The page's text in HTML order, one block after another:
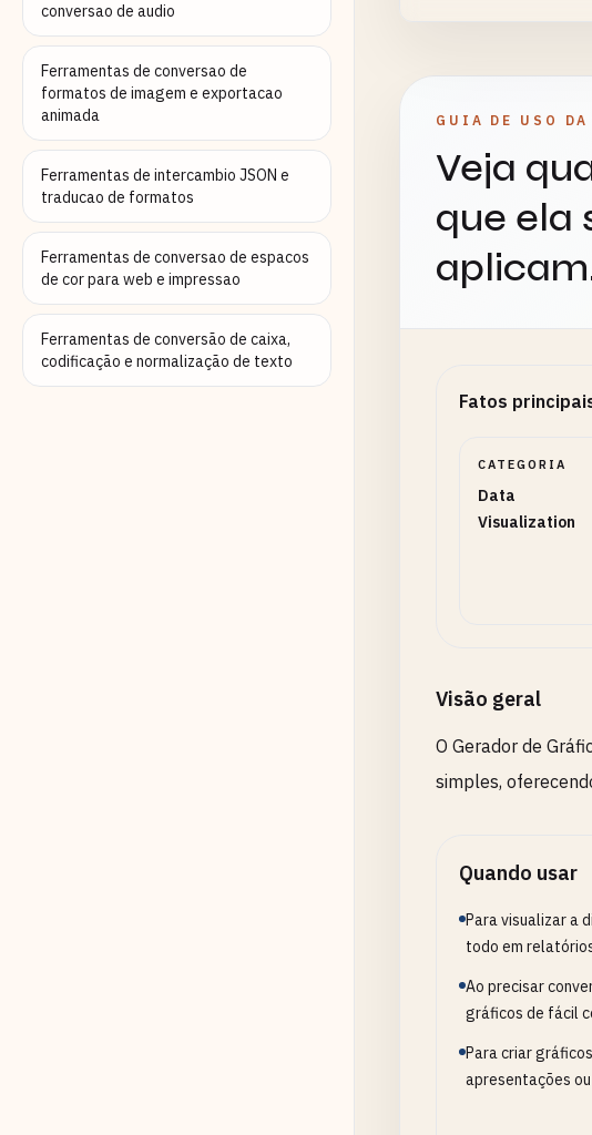
conversao de audio
Ferramentas de conversao de
formatos de imagem e exportacao
animada
Ferramentas de intercambio JSON e
traducao de formatos
Ferramentas de conversao de espacos
de cor para web e impressao
Ferramentas de conversão de caixa,
codificação e normalização de texto
Chart Size
Size of the chart in
Start Angle
Ative ou
GUIA DE USO DA
Veja
que ela
Fatos
CATEGORIA
Data
Visualization
Visão geral
O Gerador de
simples,
Quando usar
Para visualizar a
todo em
Ao precisar
gráficos de fácil
Para criar
apresentações